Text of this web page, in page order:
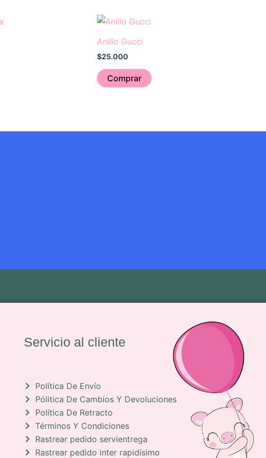
Anillo Gucci
$25.000
Comprar
Servicio al cliente
Política De Envío
Pólitica De Cambios Y Devoluciones
Política De Retracto
Términos Y Condiciones
Rastrear pedido servientrega
Rastrear pedido inter rapidísimo